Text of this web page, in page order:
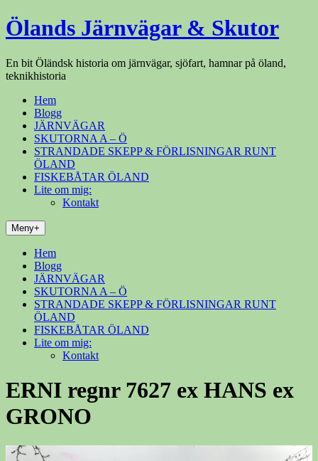
Hoppa
till
Ölands Järnvägar & Skutor
En bit Öländsk historia om järnvägar, sjöfart, hamnar på öland,
teknikhistoria
Hem
Blogg
JÄRNVÄGAR
SKUTORNA A – Ö
STRANDADE SKEPP & FÖRLISNINGAR RUNT
ÖLAND
FISKEBÅTAR ÖLAND
Lite om mig:
Kontakt
Meny+
Hem
Blogg
JÄRNVÄGAR
SKUTORNA A – Ö
STRANDADE SKEPP & FÖRLISNINGAR RUNT
ÖLAND
FISKEBÅTAR ÖLAND
Lite om mig:
Kontakt
ERNI regnr 7627 ex HANS ex
GRONO